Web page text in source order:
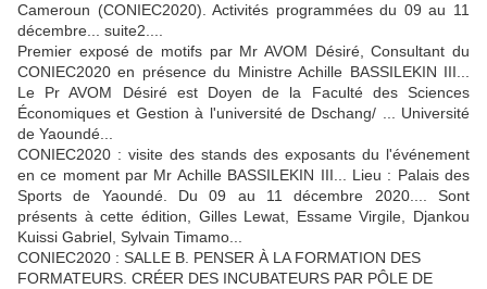
Cameroun (CONIEC2020). Activités programmées du 09 au 11
décembre... suite2....
Premier exposé de motifs par Mr AVOM Désiré, Consultant du
CONIEC2020 en présence du Ministre Achille BASSILEKIN III...
Le Pr AVOM Désiré est Doyen de la Faculté des Sciences
Économiques et Gestion à l'université de Dschang/ ... Université
de Yaoundé...
CONIEC2020 : visite des stands des exposants du l'événement
en ce moment par Mr Achille BASSILEKIN III... Lieu : Palais des
Sports de Yaoundé. Du 09 au 11 décembre 2020.... Sont
présents à cette édition, Gilles Lewat, Essame Virgile, Djankou
Kuissi Gabriel, Sylvain Timamo...
CONIEC2020 : SALLE B. PENSER À LA FORMATION DES
FORMATEURS. CRÉER DES INCUBATEURS PAR PÔLE DE